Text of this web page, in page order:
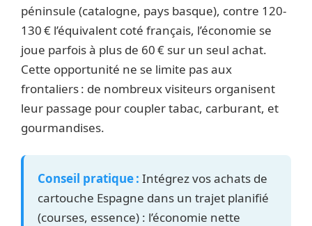
péninsule (catalogne, pays basque), contre 120-
130 € l’équivalent coté français, l’économie se
joue parfois à plus de 60 € sur un seul achat.
Cette opportunité ne se limite pas aux
frontaliers : de nombreux visiteurs organisent
leur passage pour coupler tabac, carburant, et
gourmandises.
Conseil pratique : Intégrez vos achats de
cartouche Espagne dans un trajet planifié
(courses, essence) : l’économie nette